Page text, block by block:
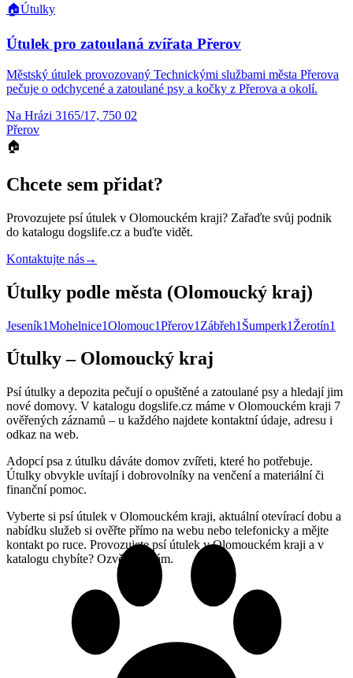
🏠Útulky
Útulek pro zatoulaná zvířata Přerov
Městský útulek provozovaný Technickými službami města Přerova
pečuje o odchycené a zatoulané psy a kočky z Přerova a okolí.
Na Hrázi 3165/17, 750 02
Přerov
🏠
Chcete sem přidat?
Provozujete psí útulek v Olomouckém kraji? Zařaďte svůj podnik
do katalogu dogslife.cz a buďte vidět.
Kontaktujte nás→
Útulky podle města (Olomoucký kraj)
Jeseník1Mohelnice1Olomouc1Přerov1 Zábřeh1 Šumperk1 Žerotín1
Útulky – Olomoucký kraj
Psí útulky a depozita pečují o opuštěné a zatoulané psy a hledají jim
nové domovy. V katalogu dogslife.cz máme v Olomouckém kraji 7
ověřených záznamů – u každého najdete kontaktní údaje, adresu i
odkaz na web.
Adopcí psa z útulku dáváte domov zvířeti, které ho potřebuje.
Útulky obvykle uvítají i dobrovolníky na venčení a materiální či
finanční pomoc.
Vyberte si psí útulek v Olomouckém kraji, aktuální otevírací dobu a
nabídku služeb si ověřte přímo na webu nebo telefonicky a mějte
kontakt po ruce. Provozujete psí útulek v Olomouckém kraji a v
katalogu chybíte? Ozvěte se nám.